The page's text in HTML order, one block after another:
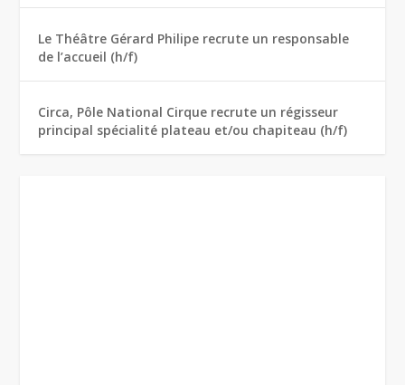
Le Théâtre Gérard Philipe recrute un responsable
de l’accueil (h/f)
Circa, Pôle National Cirque recrute un régisseur
principal spécialité plateau et/ou chapiteau (h/f)